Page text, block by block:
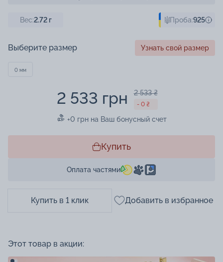
Вес:2.72г Проба:925
Выберите размер Узнать свой размер
0 мм
2 533 грн 2 533 ₴
- 0 ₴
+0 грн на Ваш бонусный счет
Купить
Оплата частями
Купить в 1 клик Добавить в избранное
Этот товар в акции: